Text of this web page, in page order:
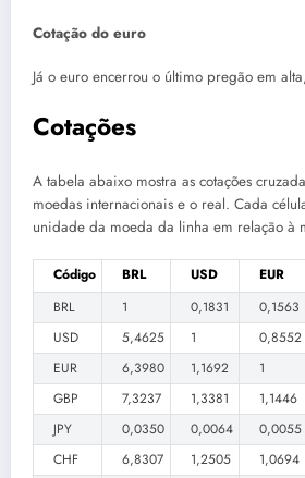
Cotação do euro
Já o euro encerrou o último pregão em
Cotações
A tabela abaixo mostra as cotações
moedas internacionais e o real. Cada
unidade da moeda da linha em relação à
Código BRL USD EUR
BRL
1 0,1831 0,1563
USD
5,4625 1 0,8552
EUR
6,3980 1,1692 1
GBP
7,3237 1,3381 1,1446
JPY
0,0350 0,0064 0,0055
CHF
6,8307 1,2505 1,0694